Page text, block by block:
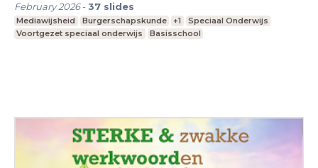
February 2026-37 slides
Mediawijsheid Burgerschapskunde +1
Speciaal Onderwijs
Voortgezet speciaal onderwijs
Basisschool